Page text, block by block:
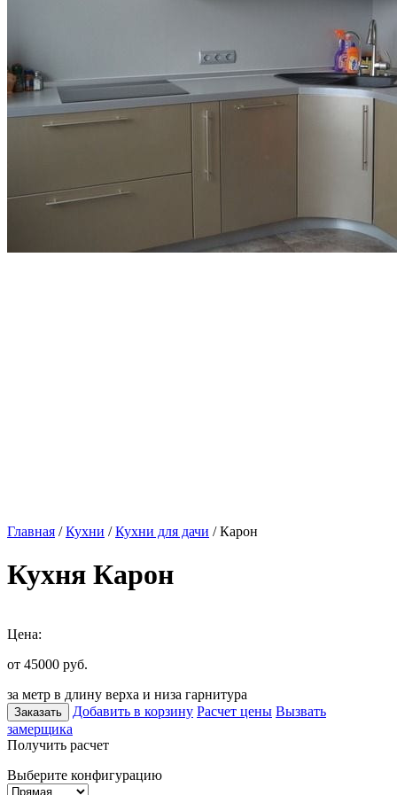
Главная /Кухни /Кухни для дачи / Карон
Кухня Карон
Цена:
от 45000 руб.
за метр в длину верха и низа гарнитура
Заказать Добавить в корзину Расчет цены Вызвать
замерщика
Получить расчет
Выберите конфигурацию